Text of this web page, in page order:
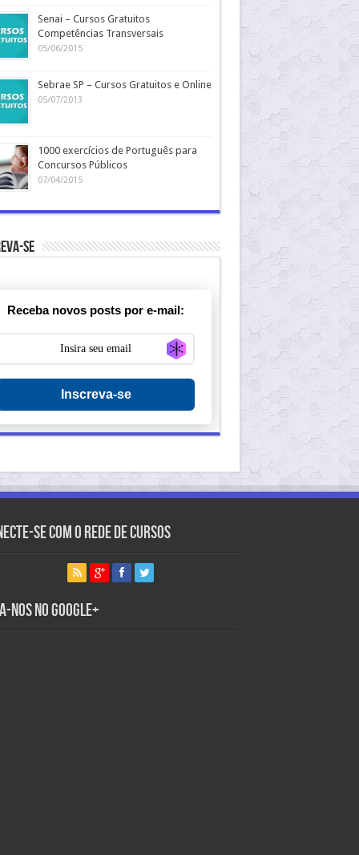
Senai – Cursos Gratuitos
Competências Transversais
05/06/2015
Sebrae SP – Cursos Gratuitos e Online
05/07/2013
1000 exercícios de Português para
Concursos Públicos
07/04/2015
se
Receba novos posts por e-mail:
Inscreva-se
se com o Rede de Cursos
nos no Google+